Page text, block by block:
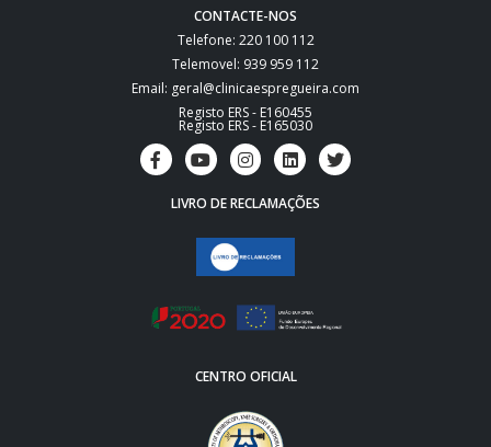
CONTACTE-NOS
Telefone: 220 100 112
Telemovel: 939 959 112
Email: geral@clinicaespregueira.com
Registo ERS - E160455
Registo ERS - E165030
LIVRO DE RECLAMAÇÕES
CENTRO OFICIAL